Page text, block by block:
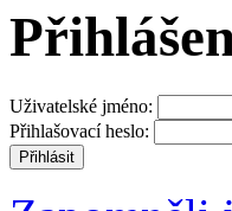
Uživatelské jméno:
Přihlašovací heslo: